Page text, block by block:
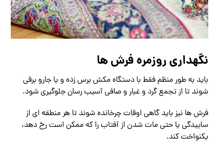
نگهداری روزمره فرش ها
باید به طور منظم فقط با دستگاه مکش برس زده و یا جارو برقی
شوند تا از تجمع گرد و غبار و صافی آسیب رسان جلوگیری شود.
فرش ها نیز باید گاهی اوقات چرخانده شوند تا هر منطقه ای از
ساییدگی یا حتی مات شدن از آفتاب را که ممکن است رخ دهد،
یکنواخت کند.